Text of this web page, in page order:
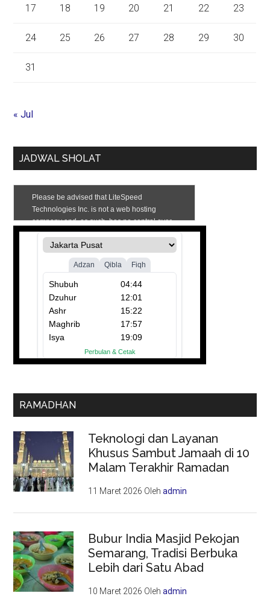
17 18 19 20 21 22 23
24 25 26 27 28 29 30
31
« Jul
JADWAL SHOLAT
RAMADHAN
Teknologi dan Layanan
Khusus Sambut Jamaah di 10
Malam Terakhir Ramadan
11 Maret 2026 Olehadmin
Bubur India Masjid Pekojan
Semarang, Tradisi Berbuka
Lebih dari Satu Abad
10 Maret 2026 Olehadmin